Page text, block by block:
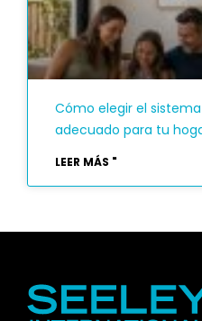
Cómo elegir el
adecuado para tu
LEER MÁS "